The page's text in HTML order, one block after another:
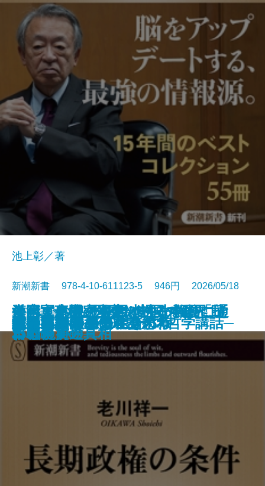
愛知県は天下を取るがね
猫のいる人生
反復する昭和史
推したちとどう生きるか
高野連
すべての人の死因は生まれたこと
である
ヒトと音楽の進化論
星野源論
本とは何か
知の本棚
池上彰／著
新潮新書 978-4-10-611123-5 946円 2026/05/18
新書電子書籍あり
長期政権の条件
外国人患者─医療ツーリズムと日
本の現実─
天皇への敗北─シリーズ哲学講話─
コミュ力不要の社交術
台湾軍事機密文書が語る中国「抗
日戦争」の真相
それでも息子を日本の小学校に通
わせたい
漢字文化圏の興亡─中国の限界、
日本の前途─
人生不案内
武器としての日本語思考
運命まかせ